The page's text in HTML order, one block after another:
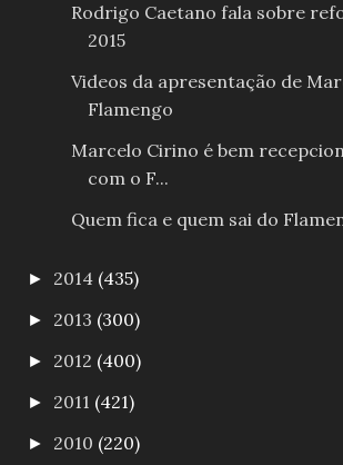
Rodrigo Caetano fala sobre
2015
Videos da apresentação de
Flamengo
Marcelo Cirino é bem
com o F...
Quem fica e quem sai do
► 2014 (435)
► 2013 (300)
► 2012 (400)
► 2011 (421)
► 2010 (220)